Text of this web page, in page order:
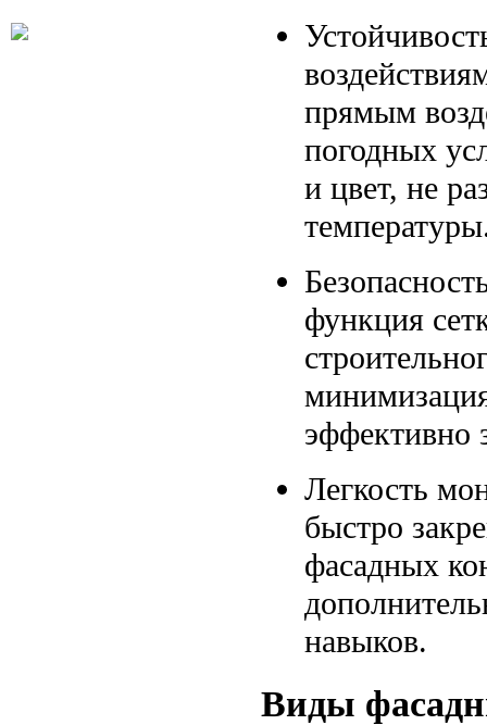
прямым
погодных
и цвет, не
функция
эффективно
Легкость
быстро
фасадных
навыков.
Виды